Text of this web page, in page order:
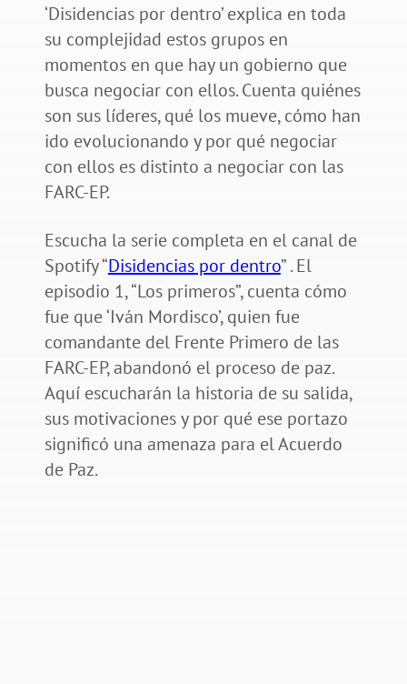
‘Disidencias por dentro’ explica en toda
su complejidad estos grupos en
momentos en que hay un gobierno que
busca negociar con ellos. Cuenta quiénes
son sus líderes, qué los mueve, cómo han
ido evolucionando y por qué negociar
con ellos es distinto a negociar con las
FARC-EP.
Escucha la serie completa en el canal de
Spotify “Disidencias por dentro” . El
episodio 1, “Los primeros”, cuenta cómo
fue que ‘Iván Mordisco’, quien fue
comandante del Frente Primero de las
FARC-EP, abandonó el proceso de paz.
Aquí escucharán la historia de su salida,
sus motivaciones y por qué ese portazo
significó una amenaza para el Acuerdo
de Paz.